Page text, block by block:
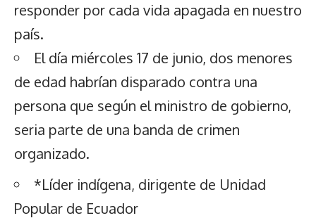
responder por cada vida apagada en nuestro
país.
El día miércoles 17 de junio, dos menores
de edad habrían disparado contra una
persona que según el ministro de gobierno,
seria parte de una banda de crimen
organizado.
*Líder indígena, dirigente de Unidad
Popular de Ecuador